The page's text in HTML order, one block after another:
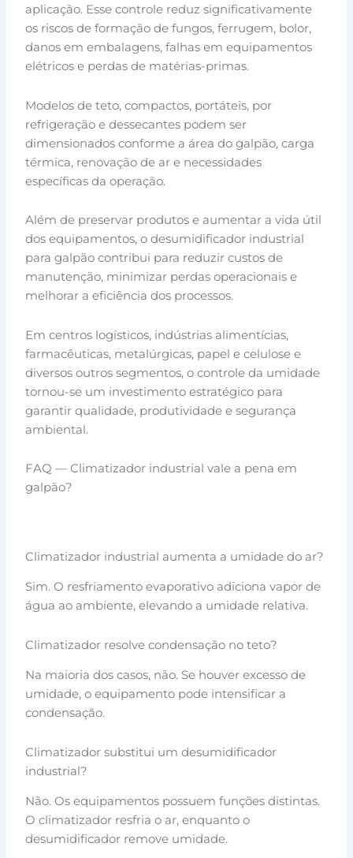
aplicação. Esse controle reduz significativamente
os riscos de formação de fungos, ferrugem, bolor,
danos em embalagens, falhas em equipamentos
elétricos e perdas de matérias-primas.
Modelos de teto, compactos, portáteis, por
refrigeração e dessecantes podem ser
dimensionados conforme a área do galpão, carga
térmica, renovação de ar e necessidades
específicas da operação.
Além de preservar produtos e aumentar a vida útil
dos equipamentos, o desumidificador industrial
para galpão contribui para reduzir custos de
manutenção, minimizar perdas operacionais e
melhorar a eficiência dos processos.
Em centros logísticos, indústrias alimentícias,
farmacêuticas, metalúrgicas, papel e celulose e
diversos outros segmentos, o controle da umidade
tornou-se um investimento estratégico para
garantir qualidade, produtividade e segurança
ambiental.
FAQ — Climatizador industrial vale a pena em
galpão?
Climatizador industrial aumenta a umidade do ar?
Sim. O resfriamento evaporativo adiciona vapor de
água ao ambiente, elevando a umidade relativa.
Climatizador resolve condensação no teto?
Na maioria dos casos, não. Se houver excesso de
umidade, o equipamento pode intensificar a
condensação.
Climatizador substitui um desumidificador
industrial?
Não. Os equipamentos possuem funções distintas.
O climatizador resfria o ar, enquanto o
desumidificador remove umidade.